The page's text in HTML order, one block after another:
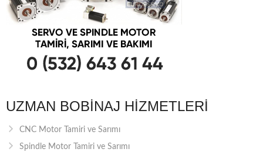
UZMAN BOBINAJ HIZMETLERI
CNC Motor Tamiri ve Sarımı
Spindle Motor Tamiri ve Sarımı